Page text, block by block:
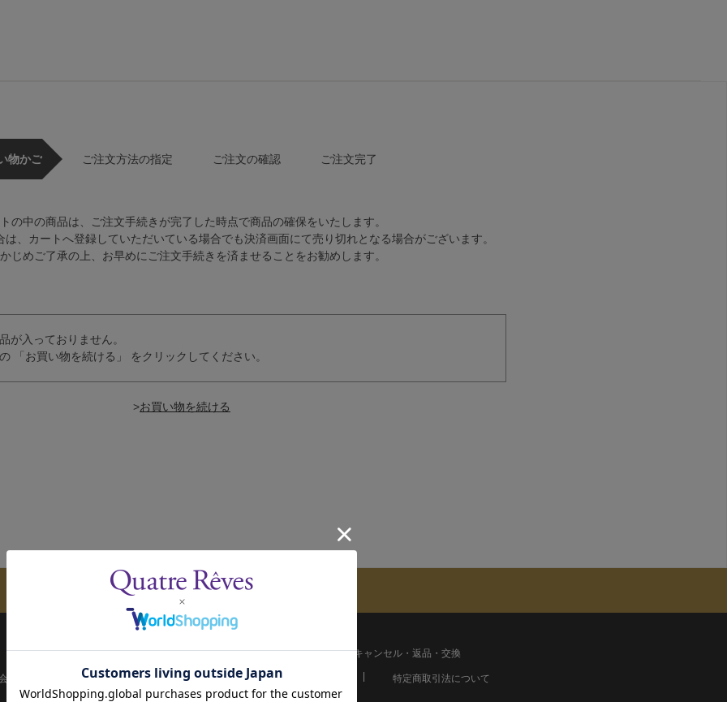
物かご ご注文方法の指定 ご注文の確認 ご注文完了
の中の商品は、ご注文手続きが完了した時点で商品の確保をいたします。
、カートへ登録していただいている場合でも決済画面にて売り切れとなる場合がございます。
じめご了承の上、お早めにご注文手続きを済ませることをお勧めします。
が入っておりません。
「お買い物を続ける」 をクリックしてください。
>
メールマガジンのご案内
配送について お支払い方法 決済について
キャンセル・返品・交換
員ページ 宝塚歌劇共通ID新規会員登録 特定商取引法について